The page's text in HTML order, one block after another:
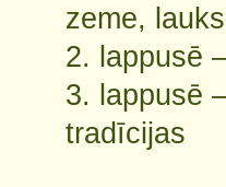
zeme,
2. lappusē
3. lappusē
tradīcijas